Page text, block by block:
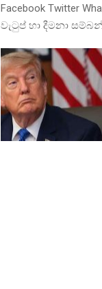
Facebook Twitter
වැටුප් හා දීමනා